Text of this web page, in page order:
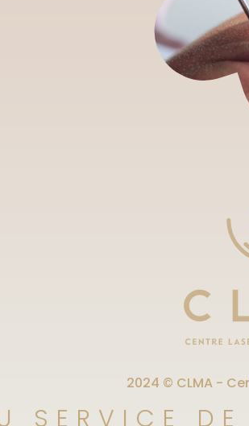
2024 © CLMA -
SERVICE